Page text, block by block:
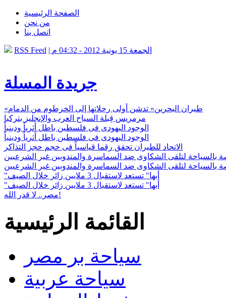
الصفحة الرئيسية
من نحن
اتصل بنا
RSS Feed | الجمعة 15 يونية 2012 - 04:32 م
جريدة المسلة
«طيران البحرين» تدشن أولى رحلاتها إلى الخرطوم من الدمام
مرمريس قِبلة السياح العرب والإنجليز بتركيا
الوجود اليهودى فى فلسطين باطل أثرياً ودينياً
الوجود اليهودى فى فلسطين باطل أثرياً ودينياً
الاتحاد للطيران تحقق رقما قياسياً فى حجم حجز التذاكر
بالسياحة لتلقى الشكاوى ضد السماسرة والمندوبين غير الشرعيين
بالسياحة لتلقى الشكاوى ضد السماسرة والمندوبين غير الشرعيين
"أبها" تستعد لاستقبال 3 ملايين زائر خلال الصيف
"أبها" تستعد لاستقبال 3 ملايين زائر خلال الصيف
مصر.. لا قدر الله!
القائمة الرئيسية
سياحة بر مصر
سياحة عربية